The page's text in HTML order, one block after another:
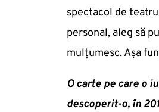
spectacol de
personal, aleg să
mulțumesc. Așa
O carte pe care o
descoperit-o, în